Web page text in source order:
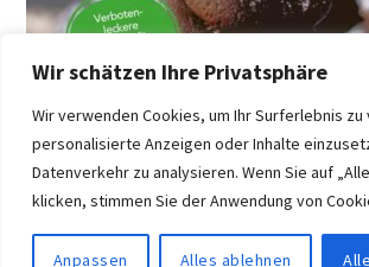
Wir schätzen Ihre Privatsphäre
Wir verwenden Cookies, um Ihr Surferlebnis
personalisierte Anzeigen oder Inhalte
Datenverkehr zu analysieren. Wenn Sie auf
klicken, stimmen Sie der Anwendung von
Anpassen Alles ablehnen